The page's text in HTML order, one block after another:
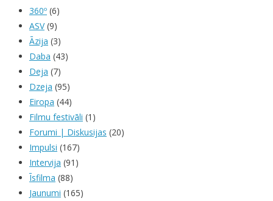
360º (6)
ASV(9)
Āzija (3)
Daba (43)
Deja (7)
Dzeja (95)
Eiropa (44)
Filmu festivāli (1)
Forumi | Diskusijas (20)
Impulsi (167)
Intervija (91)
Īsfilma (88)
Jaunumi (165)